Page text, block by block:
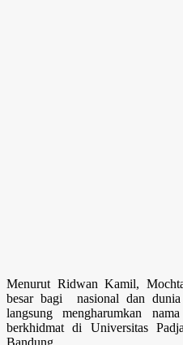
Menurut Ridwan Kamil,
besar bagi nasional dan dunia
langsung mengharumkan
berkhidmat di Universitas
Bandung.